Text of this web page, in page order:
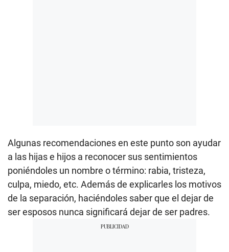
Algunas recomendaciones en este punto son ayudar
a las hijas e hijos a reconocer sus sentimientos
poniéndoles un nombre o término: rabia, tristeza,
culpa, miedo, etc. Además de explicarles los motivos
de la separación, haciéndoles saber que el dejar de
ser esposos nunca significará dejar de ser padres.